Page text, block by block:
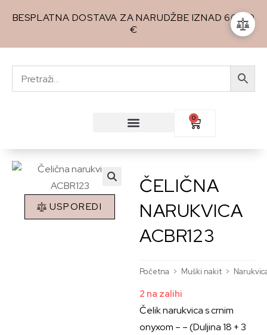
BESPLATNA DOSTAVA ZA NARUDŽBE IZNAD 60,00
€
0
🔍
USPOREDI
ČELIČNA
NARUKVICA
ACBR123
Početna > Muški nakit >
2 na zalihi
Čelik narukvica s crnim
onyxom – – (Duljina 18 + 3